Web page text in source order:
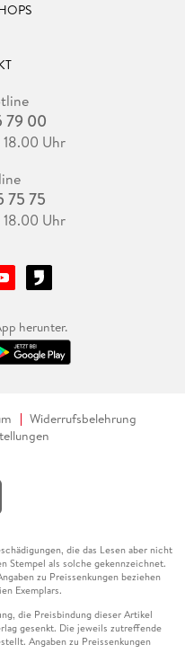
79 00
Uhr
75 75
Uhr
herunter.
Widerrufsbelehrung
die das Lesen aber nicht
Stempel als solche gekennzeichnet.
zu Preissenkungen beziehen
Exemplars.
die Preisbindung dieser Artikel
gesenkt. Die jeweils zutreffende
Angaben zu Preissenkungen